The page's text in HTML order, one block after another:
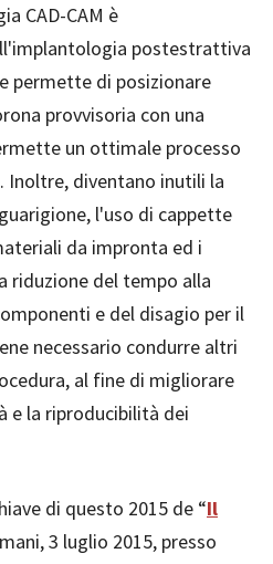
CAD-CAM è
postestrattiva
permette di posizionare
provvisoria con una
un ottimale processo
Inoltre, diventano inutili la
l'uso di cappette
da impronta ed i
riduzione del tempo alla
e del disagio per il
necessario condurre altri
al fine di migliorare
e la riproducibilità dei
di questo 2015 de “Il
3 luglio 2015, presso